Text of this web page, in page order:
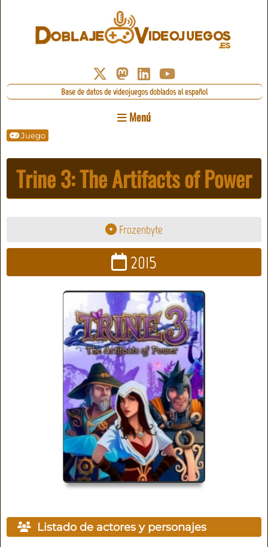
Base de datos de videojuegos doblados al español
Menú
Juego
Trine 3: The Artifacts of Power
Frozenbyte
2015
Listado de actores y personajes